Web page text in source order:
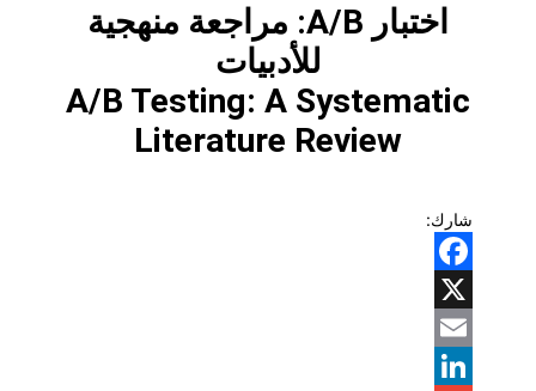
اختبار A/B: مراجعة منهجية
للأدبيات
A/B Testing: A Systematic
Literature Review
شارك:
Facebook
X
Email